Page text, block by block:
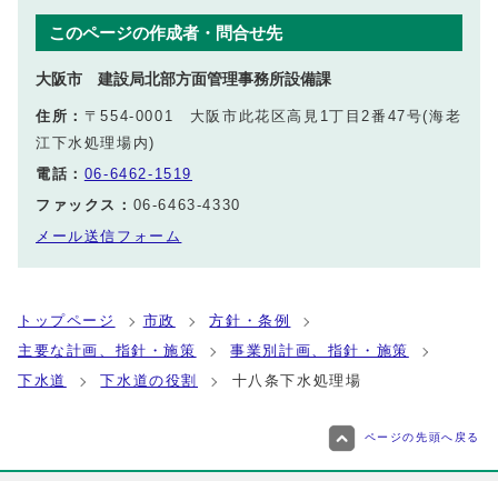
このページの作成者・問合せ先
大阪市 建設局北部方面管理事務所設備課
住所： 〒554-0001 大阪市此花区高見1丁目2番47号(海老
江下水処理場内)
電話： 06-6462-1519
ファックス： 06-6463-4330
メール送信フォーム
トップページ 市政
方針・条例
主要な計画、指針・施策
事業別計画、指針・施策
下水道
下水道の役割 十八条下水処理場
ページの先頭へ戻る